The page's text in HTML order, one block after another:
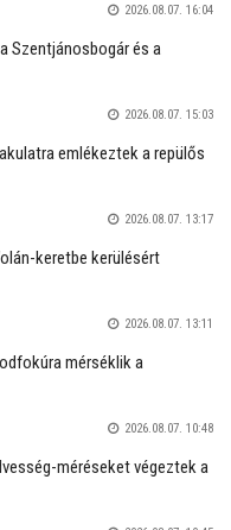
2026.08.07. 16:04
Szentjánosbogár és a
2026.08.07. 15:03
emlékeztek a repülős
2026.08.07. 13:17
keretbe kerülésért
2026.08.07. 13:11
mérséklik a
2026.08.07. 10:48
méréseket végeztek a